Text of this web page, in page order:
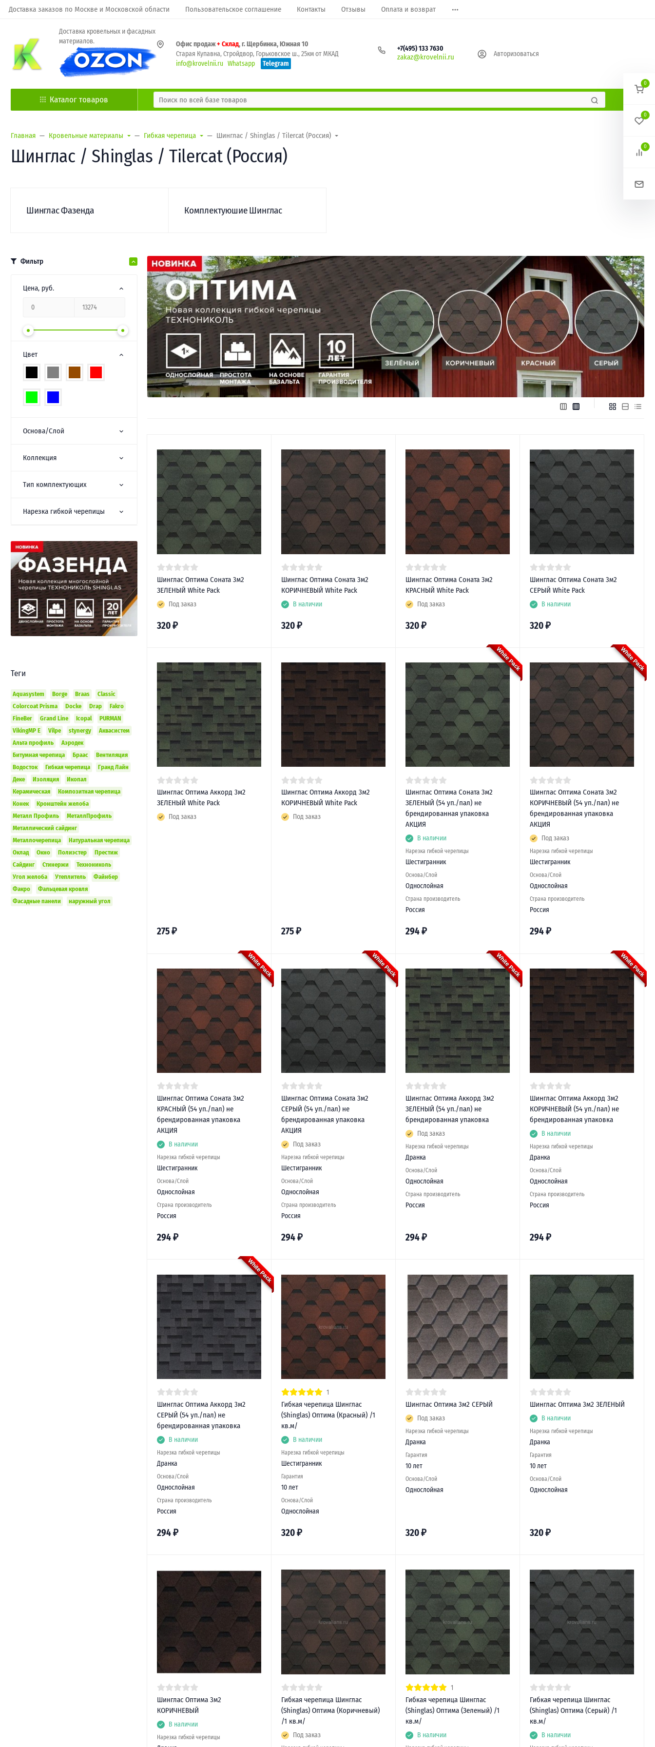
Доставка заказов по Москве и Московской области Пользовательское соглашение Контакты Отзывы Оплата и возврат
Доставка кровельных и фасадных
материалов.
Офис продаж+ Склад, г. Щербинка, Южная 10
Старая Купавна, Стройдвор, Горьковское ш., 25км от МКАД
info@krovelnii.ru Whatsapp Telegram
+7(495) 133 7630
zakaz@krovelnii.ru Авторизоваться
Каталог товаров
Главная Кровельные материалы Гибкая черепица Шинглас / Shinglas / Tilercat (Россия)
Шинглас / Shinglas / Tilercat (Россия)
Шинглас Фазенда Комплектуюшие Шинглас
Фильтр
Цена, руб.
Цвет
Основа/Слой
Коллекция
Тип комплектующих
Нарезка гибкой черепицы
Теги
Aquasystem Borge Braas
Classic
Colorcoat Prisma
Docke Drap
Fakro
FineBer
Grand Line Icopal
PURMAN
VikingMP E
Vilpe stynergy
Аквасистем
Альта профиль
Аэродек
Битумная черепица
Браас
Вентиляция
Водосток
Гибкая черепица
Гранд Лайн
Деке
Изоляция
Икопал
Керамическая
Композитная черепица
Конек
Кронштейн желоба
Металл Профиль
МеталлПрофиль
Металлический сайдинг
Металлочерепица
Натуральная черепица
Оклад
Окно Полиэстер
Престиж
Сайдинг
Стинержи
Технониколь
Угол желоба
Утеплитель
Файнбер
Факро
Фальцевая кровля
Фасадные панели
наружный угол
Шинглас Оптима Соната 3м2
ЗЕЛЕНЫЙ White Pack
Под заказ
320₽
Шинглас Оптима Соната 3м2
КОРИЧНЕВЫЙ White Pack
В наличии
320₽
Шинглас Оптима Соната 3м2
КРАСНЫЙ White Pack
Под заказ
320₽
Шинглас Оптима Соната 3м2
СЕРЫЙ White Pack
В наличии
320₽
Шинглас Оптима Аккорд 3м2
ЗЕЛЕНЫЙ White Pack
Под заказ
275₽
Шинглас Оптима Аккорд 3м2
КОРИЧНЕВЫЙ White Pack
Под заказ
275₽
Шинглас Оптима Соната 3м2
ЗЕЛЕНЫЙ (54 уп./пал) не
брендированная упаковка
АКЦИЯ
В наличии
Нарезка гибкой черепицы
Шестигранник
Основа/Слой
Однослойная
Страна производитель
Россия
294₽
White Pack
Шинглас Оптима Соната 3м2
КОРИЧНЕВЫЙ (54 уп./пал) не
брендированная упаковка
АКЦИЯ
Под заказ
Нарезка гибкой черепицы
Шестигранник
Основа/Слой
Однослойная
Страна производитель
Россия
294₽
White Pack
Шинглас Оптима Соната 3м2
КРАСНЫЙ (54 уп./пал) не
брендированная упаковка
АКЦИЯ
В наличии
Нарезка гибкой черепицы
Шестигранник
Основа/Слой
Однослойная
Страна производитель
Россия
294₽
White Pack
Шинглас Оптима Соната 3м2
СЕРЫЙ (54 уп./пал) не
брендированная упаковка
АКЦИЯ
Под заказ
Нарезка гибкой черепицы
Шестигранник
Основа/Слой
Однослойная
Страна производитель
Россия
294₽
White Pack
Шинглас Оптима Аккорд 3м2
ЗЕЛЕНЫЙ (54 уп./пал) не
брендированная упаковка
Под заказ
Нарезка гибкой черепицы
Дранка
Основа/Слой
Однослойная
Страна производитель
Россия
294₽
White Pack
Шинглас Оптима Аккорд 3м2
КОРИЧНЕВЫЙ (54 уп./пал) не
брендированная упаковка
В наличии
Нарезка гибкой черепицы
Дранка
Основа/Слой
Однослойная
Страна производитель
Россия
294₽
White Pack
Шинглас Оптима Аккорд 3м2
СЕРЫЙ (54 уп./пал) не
брендированная упаковка
В наличии
Нарезка гибкой черепицы
Дранка
Основа/Слой
Однослойная
Страна производитель
Россия
294₽
White Pack
1
Гибкая черепица Шинглас
(Shinglas) Оптима (Красный) /1
кв.м/
В наличии
Нарезка гибкой черепицы
Шестигранник
Гарантия
10 лет
Основа/Слой
Однослойная
320₽
Шинглас Оптима 3м2 СЕРЫЙ
Под заказ
Нарезка гибкой черепицы
Дранка
Гарантия
10 лет
Основа/Слой
Однослойная
320₽
Шинглас Оптима 3м2 ЗЕЛЕНЫЙ
В наличии
Нарезка гибкой черепицы
Дранка
Гарантия
10 лет
Основа/Слой
Однослойная
320₽
Шинглас Оптима 3м2
КОРИЧНЕВЫЙ
В наличии
Нарезка гибкой черепицы
Гибкая черепица Шинглас
(Shinglas) Оптима (Коричневый)
/1 кв.м/
Под заказ
1
Гибкая черепица Шинглас
(Shinglas) Оптима (Зеленый) /1
кв.м/
В наличии
Гибкая черепица Шинглас
(Shinglas) Оптима (Серый) /1
кв.м/
В наличии
0
0
0